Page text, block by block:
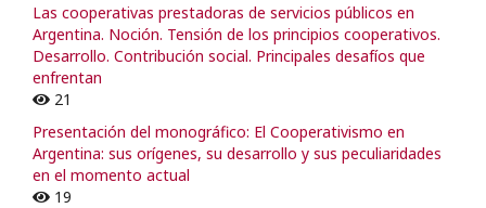
Las cooperativas prestadoras de servicios públicos en
Argentina. Noción. Tensión de los principios cooperativos.
Desarrollo. Contribución social. Principales desafíos que
enfrentan
21
Presentación del monográfico: El Cooperativismo en
Argentina: sus orígenes, su desarrollo y sus peculiaridades
en el momento actual
19